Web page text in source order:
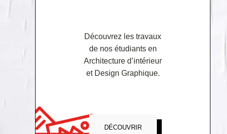
Découvrez les travaux
de nos étudiants en
Architecture d’intérieur
et Design Graphique.
DÉCOUVRIR